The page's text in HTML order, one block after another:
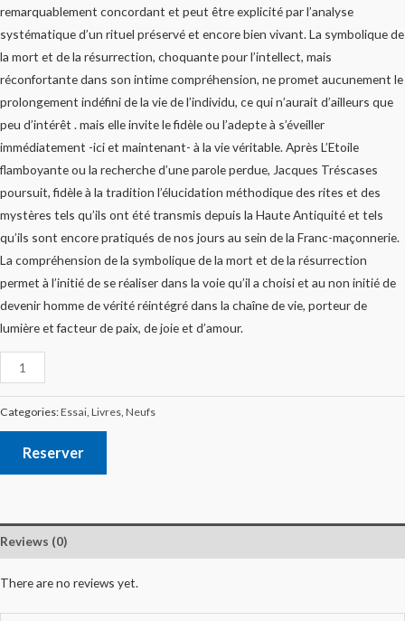
remarquablement concordant et peut être explicité par l’analyse
systématique d’un rituel préservé et encore bien vivant. La symbolique de
la mort et de la résurrection, choquante pour l’intellect, mais
réconfortante dans son intime compréhension, ne promet aucunement le
prolongement indéfini de la vie de l’individu, ce qui n’aurait d’ailleurs que
peu d’intérêt . mais elle invite le fidèle ou l’adepte à s’éveiller
immédiatement -ici et maintenant- à la vie véritable. Après L’Etoile
flamboyante ou la recherche d’une parole perdue, Jacques Tréscases
poursuit, fidèle à la tradition l’élucidation méthodique des rites et des
mystères tels qu’ils ont été transmis depuis la Haute Antiquité et tels
qu’ils sont encore pratiqués de nos jours au sein de la Franc-maçonnerie.
La compréhension de la symbolique de la mort et de la résurrection
permet à l’initié de se réaliser dans la voie qu’il a choisi et au non initié de
devenir homme de vérité réintégré dans la chaîne de vie, porteur de
lumière et facteur de paix, de joie et d’amour.
Categories:Essai Livres Neufs
Reserver
Reviews (0)
There are no reviews yet.